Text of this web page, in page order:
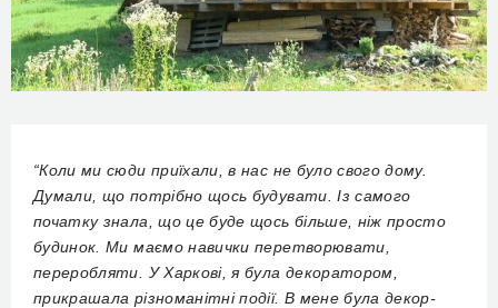
“Коли ми сюди приїхали, в нас не було свого дому.
Думали, що потрібно щось будувати. Із самого
початку знала, що це буде щось більше, ніж просто
будинок. Ми маємо навички перетворювати,
переробляти. У Харкові, я була декоратором,
прикрашала різноманітні події. В мене була декор-